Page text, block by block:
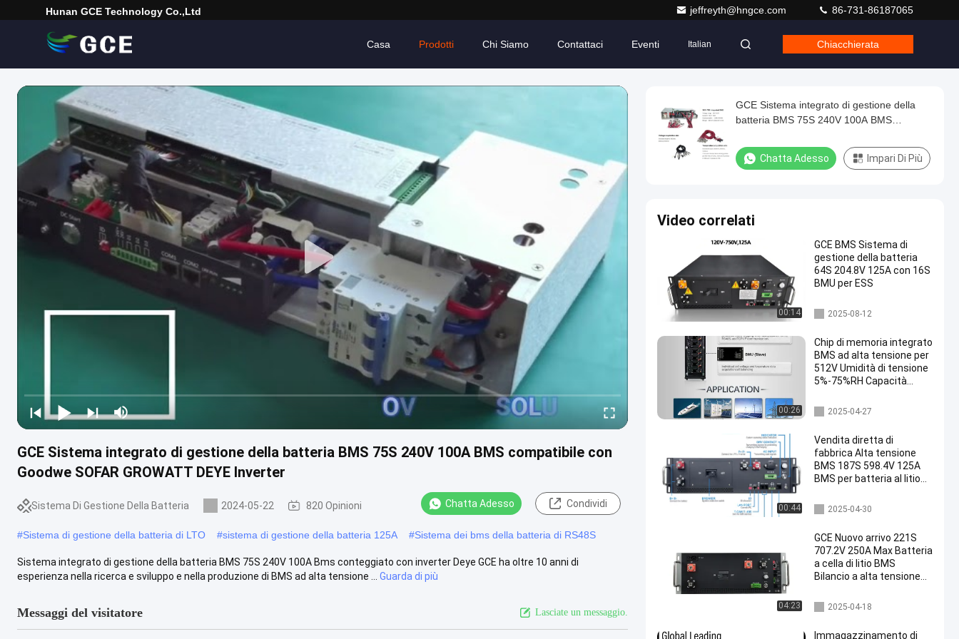
Hunan GCE Technology Co.,Ltd jeffreyth@hngce.com 86-731-86187065
Casa Prodotti Chi Siamo Contattaci Eventi Italian Chiacchierata
GCE Sistema integrato di gestione della batteria BMS 75S 240V 100A BMS compatibile con
Goodwe SOFAR GROWATT DEYE Inverter
Sistema Di Gestione Della Batteria 2024-05-22 820 Opinioni Chatta Adesso Condividi
#Sistema di gestione della batteria di LTO #sistema di gestione della batteria 125A #Sistema dei bms della batteria di RS48S
Sistema integrato di gestione della batteria BMS 75S 240V 100A Bms conteggiato con inverter Deye GCE ha oltre 10 anni di
esperienza nella ricerca e sviluppo e nella produzione di BMS ad alta tensione ...
Guarda di più
Messaggi del visitatore Lasciate un messaggio.
GCE Sistema integrato di gestione della
batteria BMS 75S 240V 100A BMS
GROWATT DEYE Inverter
Chatta Adesso Impari Di Più
Video correlati
00:14
GCE BMS Sistema di
gestione della batteria
64S 204.8V 125A con 16S
BMU per ESS
Sistema di gestione della batt
eria
2025-08-12
00:26
Chip di memoria integrato
BMS ad alta tensione per
512V Umidità di tensione
5%-75%RH Capacità
bms ad alta tensione
2025-04-27
00:44
Vendita diretta di
fabbrica Alta tensione
BMS 187S 598.4V 125A
BMS per batteria al litio
colore con precarica F
bms ad alta tensione
2025-04-30
04:23
GCE Nuovo arrivo 221S
707.2V 250A Max Batteria
a cella di litio BMS
Bilancio a alta tensione
serie/parallelo
bms ad alta tensione
2025-04-18
Immagazzinamento di